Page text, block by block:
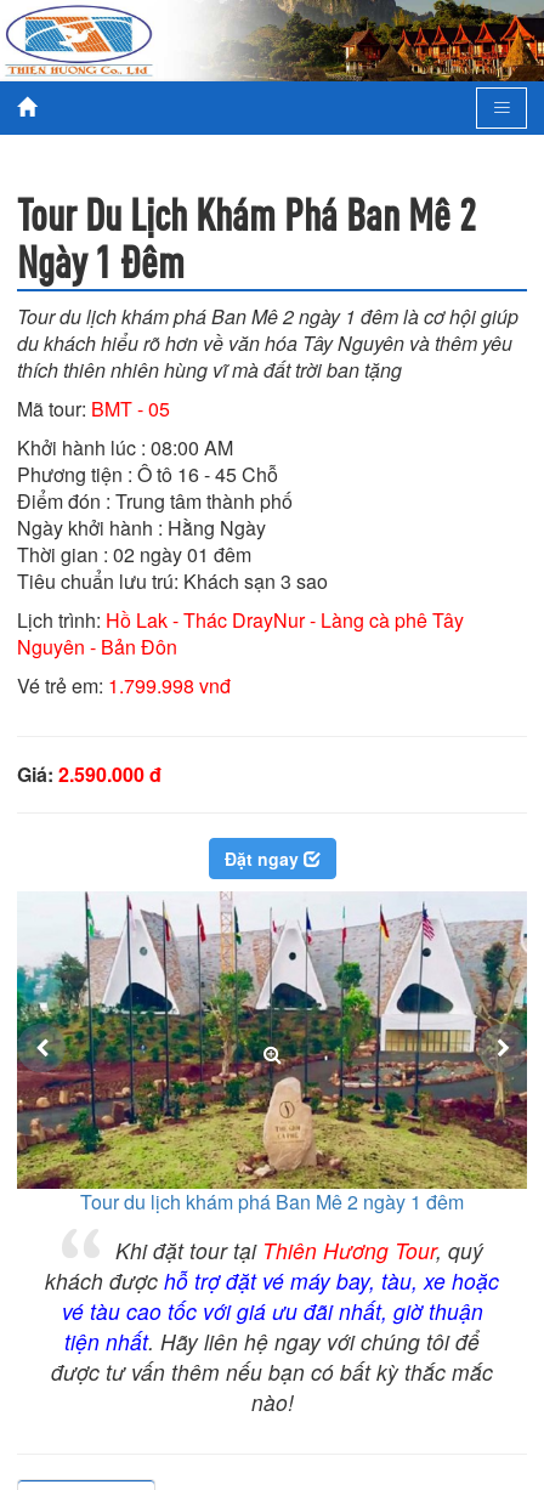
Tour Du Lịch Khám Phá Ban Mê 2
Ngày 1 Đêm
Tour du lịch khám phá Ban Mê 2 ngày 1 đêm là cơ hội giúp
du khách hiểu rõ hơn về văn hóa Tây Nguyên và thêm yêu
thích thiên nhiên hùng vĩ mà đất trời ban tặng
Mã tour: BMT - 05
Khởi hành lúc : 08:00 AM
Phương tiện : Ô tô 16 - 45 Chỗ
Điểm đón : Trung tâm thành phố
Ngày khởi hành : Hằng Ngày
Thời gian : 02 ngày 01 đêm
Tiêu chuẩn lưu trú: Khách sạn 3 sao
Lịch trình: Hồ Lak - Thác DrayNur - Làng cà phê Tây
Nguyên - Bản Đôn
Vé trẻ em: 1.799.998 vnđ
Giá: 2.590.000 đ
Đặt ngay
Tour du lịch khám phá Ban Mê 2 ngày 1 đêm
Khi đặt tour tại Thiên Hương Tour, quý
khách được hỗ trợ đặt vé máy bay, tàu, xe hoặc
vé tàu cao tốc với giá ưu đãi nhất, giờ thuận
tiện nhất. Hãy liên hệ ngay với chúng tôi để
được tư vấn thêm nếu bạn có bất kỳ thắc mắc
nào!